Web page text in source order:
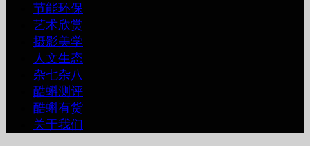
节能环保
艺术欣赏
摄影美学
人文生态
杂七杂八
酷蝌测评
酷蝌有货
关于我们